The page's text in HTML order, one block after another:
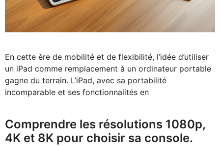
En cette ère de mobilité et de flexibilité, l’idée d’utiliser
un iPad comme remplacement à un ordinateur portable
gagne du terrain. L’iPad, avec sa portabilité
incomparable et ses fonctionnalités en
Comprendre les résolutions 1080p,
4K et 8K pour choisir sa console.